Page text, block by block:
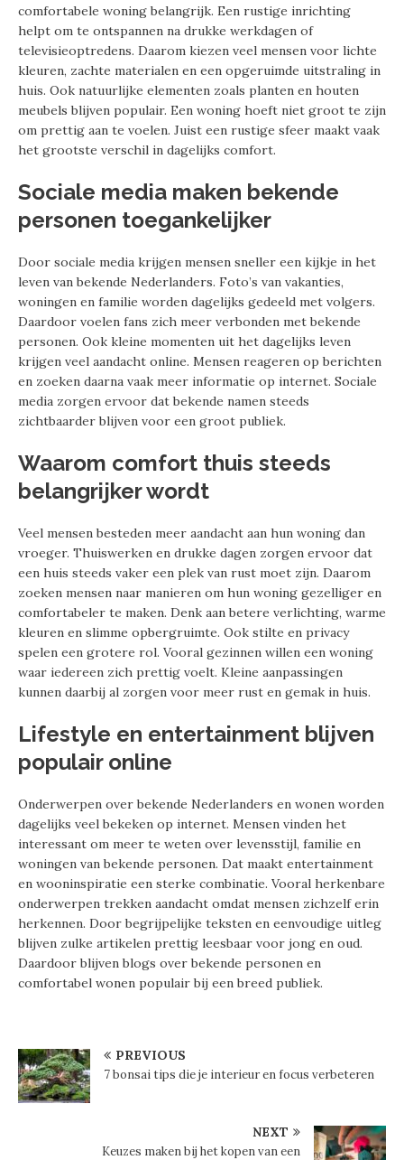
comfortabele woning belangrijk. Een rustige inrichting
helpt om te ontspannen na drukke werkdagen of
televisieoptredens. Daarom kiezen veel mensen voor lichte
kleuren, zachte materialen en een opgeruimde uitstraling in
huis. Ook natuurlijke elementen zoals planten en houten
meubels blijven populair. Een woning hoeft niet groot te zijn
om prettig aan te voelen. Juist een rustige sfeer maakt vaak
het grootste verschil in dagelijks comfort.
Sociale media maken bekende
personen toegankelijker
Door sociale media krijgen mensen sneller een kijkje in het
leven van bekende Nederlanders. Foto’s van vakanties,
woningen en familie worden dagelijks gedeeld met volgers.
Daardoor voelen fans zich meer verbonden met bekende
personen. Ook kleine momenten uit het dagelijks leven
krijgen veel aandacht online. Mensen reageren op berichten
en zoeken daarna vaak meer informatie op internet. Sociale
media zorgen ervoor dat bekende namen steeds
zichtbaarder blijven voor een groot publiek.
Waarom comfort thuis steeds
belangrijker wordt
Veel mensen besteden meer aandacht aan hun woning dan
vroeger. Thuiswerken en drukke dagen zorgen ervoor dat
een huis steeds vaker een plek van rust moet zijn. Daarom
zoeken mensen naar manieren om hun woning gezelliger en
comfortabeler te maken. Denk aan betere verlichting, warme
kleuren en slimme opbergruimte. Ook stilte en privacy
spelen een grotere rol. Vooral gezinnen willen een woning
waar iedereen zich prettig voelt. Kleine aanpassingen
kunnen daarbij al zorgen voor meer rust en gemak in huis.
Lifestyle en entertainment blijven
populair online
Onderwerpen over bekende Nederlanders en wonen worden
dagelijks veel bekeken op internet. Mensen vinden het
interessant om meer te weten over levensstijl, familie en
woningen van bekende personen. Dat maakt entertainment
en wooninspiratie een sterke combinatie. Vooral herkenbare
onderwerpen trekken aandacht omdat mensen zichzelf erin
herkennen. Door begrijpelijke teksten en eenvoudige uitleg
blijven zulke artikelen prettig leesbaar voor jong en oud.
Daardoor blijven blogs over bekende personen en
comfortabel wonen populair bij een breed publiek.
PREVIOUS
7 bonsai tips die je interieur en focus verbeteren
NEXT
Keuzes maken bij het kopen van een